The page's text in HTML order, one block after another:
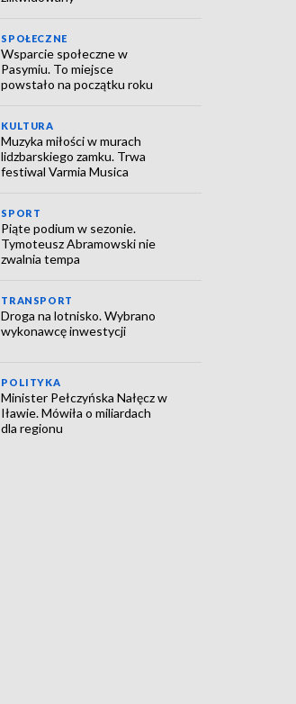
SPOŁECZNE
Wsparcie społeczne w
Pasymiu. To miejsce
powstało na początku roku
KULTURA
Muzyka miłości w murach
lidzbarskiego zamku. Trwa
festiwal Varmia Musica
SPORT
Piąte podium w sezonie.
Tymoteusz Abramowski nie
zwalnia tempa
TRANSPORT
Droga na lotnisko. Wybrano
wykonawcę inwestycji
POLITYKA
Minister Pełczyńska Nałęcz w
Iławie. Mówiła o miliardach
dla regionu